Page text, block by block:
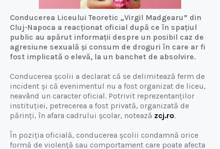
Conducerea Liceului Teoretic „Virgil Madgearu” din
Cluj-Napoca a reacționat oficial după ce în spațiul
public au apărut informații despre un posibil caz de
agresiune sexuală și consum de droguri în care ar fi
fost implicată o elevă, la un banchet de absolvire.
Conducerea școlii a declarat că se delimitează ferm de
incident și că evenimentul nu a fost organizat de liceu,
neavând un caracter oficial. Potrivit reprezentanților
instituției, petrecerea a fost privată, organizată de
părinți, în afara cadrului școlar, notează zcj.ro.
În poziția oficială, conducerea școlii condamnă orice
formă de violență sau comportament care poate afecta